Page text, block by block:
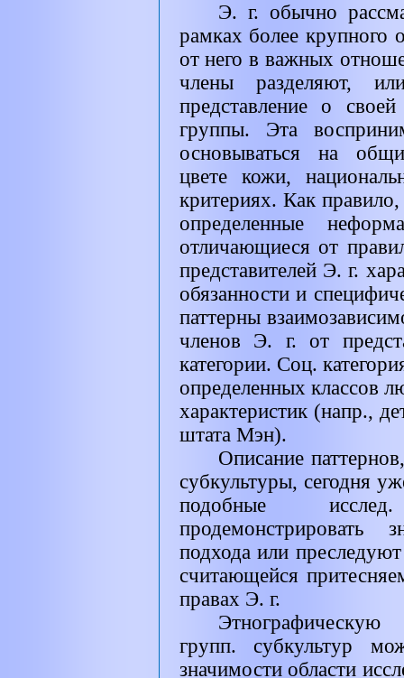
Э. г. обычно
рамках более крупного
от него в важных
члены разделяют,
представление о
группы. Эта
основываться на
цвете кожи,
критериях. Как
определенные
отличающиеся от
представителей Э. г.
обязанности и
паттерны
членов Э. г. от
категории. Соц.
определенных классов
характеристик (напр.,
штата Мэн).
Описание
субкультуры, сегодня
подобные
продемонстрировать
подхода или
считающейся
правах Э. г.
групп. субкультур
значимости области